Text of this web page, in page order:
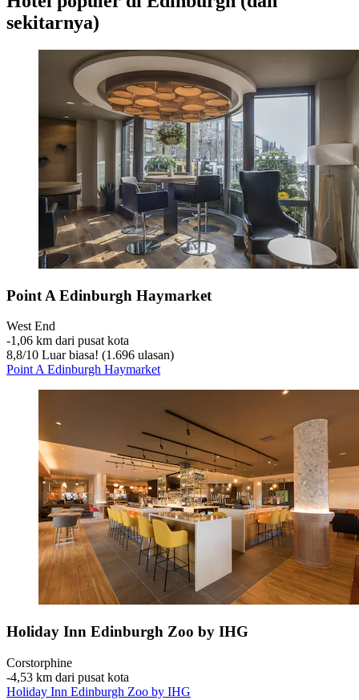
sekitarnya)
Point A Edinburgh Haymarket
West End
‐1,06 km dari pusat kota
8,8/10 Luar biasa! (1.696 ulasan)
Point A Edinburgh Haymarket
Holiday Inn Edinburgh Zoo by IHG
Corstorphine
‐4,53 km dari pusat kota
Holiday Inn Edinburgh Zoo by IHG